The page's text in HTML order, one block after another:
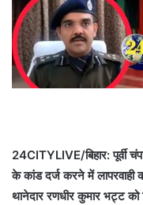
24CITYLIVE/बिहार: पूर्वी
के कांड दर्ज करने में लापरवाही
थानेदार रणधीर कुमार भट्ट को